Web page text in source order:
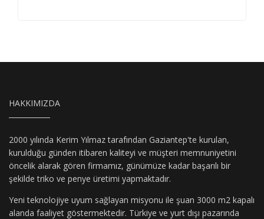
HAKKIMIZDA
2000 yılında Kerim Yılmaz tarafından Gaziantep'te kurulan,
kurulduğu günden itibaren kaliteyi ve müşteri memnuniyetini
öncelik alarak gören firmamız, günümüze kadar başarılı bir
şekilde triko ve penye üretimi yapmaktadır.
Yeni teknolojiye uyum sağlayan misyonu ile şuan 3000 m2 kapalı
alanda faaliyet göstermektedir. Türkiye ve yurt dışı pazarında